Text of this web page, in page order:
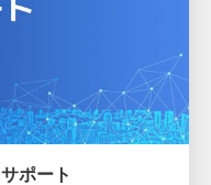
ポート